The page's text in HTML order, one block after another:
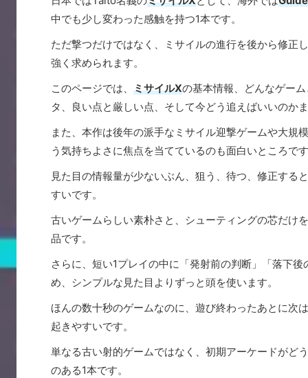
中でも少し変わった感触を持つ1本です。
ただ撃つだけではなく、ミサイルの進行を後から修正
強く求められます。
このページでは、 ミサイルXの基本情報、どんなゲー
タ、良い点と厳しい点、そして今どう追えばいいのか
また、本作は後年の派手なミサイル迎撃ゲームや大規
う気持ちよさに焦点を当てているのも面白いところで
見た目の情報量が少ないぶん、狙う、待つ、修正する
すいです。
古いゲームらしい素朴さと、シューティングの芯だけ
品です。
さらに、短い1プレイの中に「発射前の判断」「落下
め、シンプルな見た目よりずっと頭を使います。
ほんの数十秒のゲームなのに、遊び終わったあとに次
起きやすいです。
単なる古い射的ゲームではなく、初期アーケードがど
のある1本です。